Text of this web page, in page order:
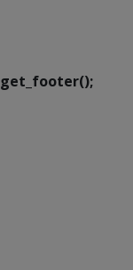
get_footer();